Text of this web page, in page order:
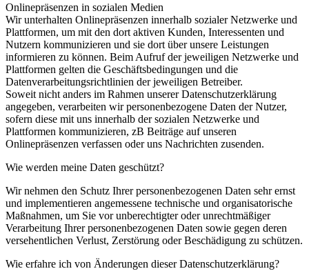
Onlinepräsenzen in sozialen Medien
Wir unterhalten Onlinepräsenzen innerhalb sozialer Netzwerke und
Plattformen, um mit den dort aktiven Kunden, Interessenten und
Nutzern kommunizieren und sie dort über unsere Leistungen
informieren zu können. Beim Aufruf der jeweiligen Netzwerke und
Plattformen gelten die Geschäftsbedingungen und die
Datenverarbeitungsrichtlinien der jeweiligen Betreiber.
Soweit nicht anders im Rahmen unserer Datenschutzerklärung
angegeben, verarbeiten wir personenbezogene Daten der Nutzer,
sofern diese mit uns innerhalb der sozialen Netzwerke und
Plattformen kommunizieren, zB Beiträge auf unseren
Onlinepräsenzen verfassen oder uns Nachrichten zusenden.
Wie werden meine Daten geschützt?
Wir nehmen den Schutz Ihrer personenbezogenen Daten sehr ernst
und implementieren angemessene technische und organisatorische
Maßnahmen, um Sie vor unberechtigter oder unrechtmäßiger
Verarbeitung Ihrer personenbezogenen Daten sowie gegen deren
versehentlichen Verlust, Zerstörung oder Beschädigung zu schützen.
Wie erfahre ich von Änderungen dieser Datenschutzerklärung?